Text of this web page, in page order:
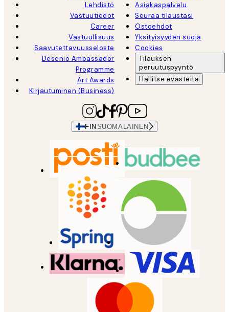
Lehdistö
Vastuutiedot
Career
Vastuullisuus
Saavutettavuusseloste
Desenio Ambassador
Programme
Art Awards
Kirjautuminen (Business)
Asiakaspalvelu
Seuraa tilaustasi
Ostoehdot
Yksityisyyden suoja
Cookies
Tilauksen
peruutuspyyntö
Hallitse evästeitä
FIN SUOMALAINEN